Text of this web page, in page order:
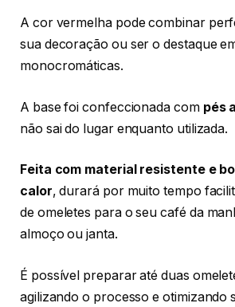
A cor vermelha pode combinar
sua decoração ou ser o destaque
monocromáticas.
A base foi confeccionada com pés
não sai do lugar enquanto utilizada.
Feita com material resistente e
calor, durará por muito tempo
de omeletes para o seu café da
almoço ou janta.
É possível preparar até duas
agilizando o processo e otimizando